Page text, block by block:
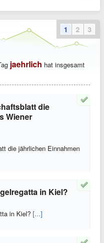
jaehrlich hat insgesamt
die
Wiener
die jährlichen Einnahmen
in Kiel?
in Kiel? [...]
1 2 3